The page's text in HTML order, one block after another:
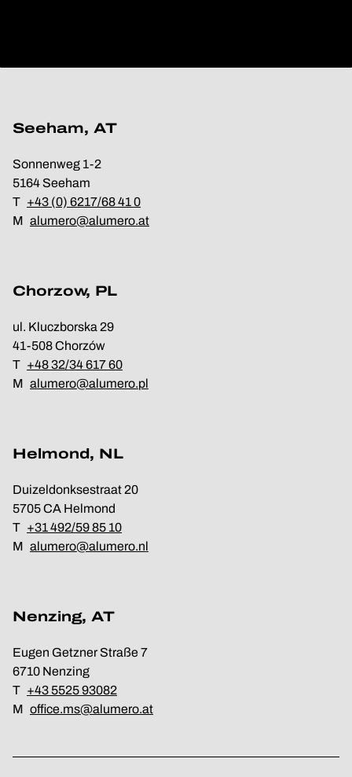
Seeham, AT
Sonnenweg 1-2
5164 Seeham
T +43 (0) 6217/68 41 0
M alumero@alumero.at
Chorzow, PL
ul. Kluczborska 29
41-508 Chorzów
T +48 32/34 617 60
M alumero@alumero.pl
Helmond, NL
Duizeldonksestraat 20
5705 CA Helmond
T +31 492/59 85 10
M alumero@alumero.nl
Nenzing, AT
Eugen Getzner Straße 7
6710 Nenzing
T +43 5525 93082
M office.ms@alumero.at